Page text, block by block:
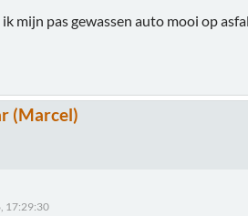
mijn pas gewassen auto mooi op
(Marcel)
17:29:30